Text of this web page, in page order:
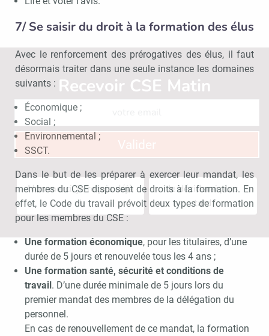
7/ Se saisir du droit à la formation des élus
Avec le renforcement des prérogatives des élus, il faut
désormais traiter dans une seule instance les domaines
suivants :
Économique ;
Social ;
Environnemental ;
SSCT.
Dans le but de les préparer à exercer leur mandat, les
membres du CSE disposent de droits à la formation. En
effet, le Code du travail prévoit deux types de formation
pour les membres du CSE :
Une formation économique, pour les titulaires, d’une
durée de 5 jours et renouvelée tous les 4 ans ;
Une formation santé, sécurité et conditions de
travail. D’une durée minimale de 5 jours lors du
premier mandat des membres de la délégation du
personnel.
En cas de renouvellement de ce mandat, la formation
Recevoir CSE Matin
Valider
Non merci, je reçois déjà
!
Je déciderai plus
tard